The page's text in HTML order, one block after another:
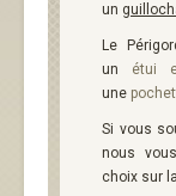
un
Le
un étui
une
Si vous
nous
choix sur